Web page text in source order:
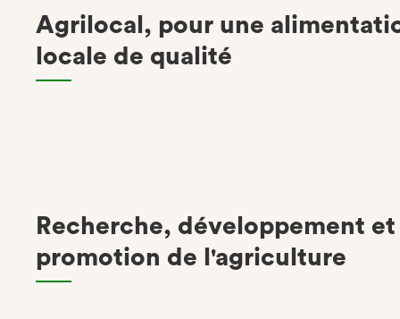
Agrilocal, pour une
locale de qualité
Recherche, développement et
promotion de l'agriculture